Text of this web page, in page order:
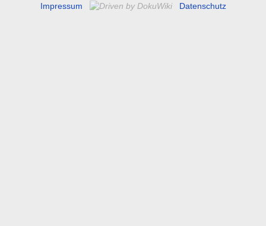
Impressum Datenschutz